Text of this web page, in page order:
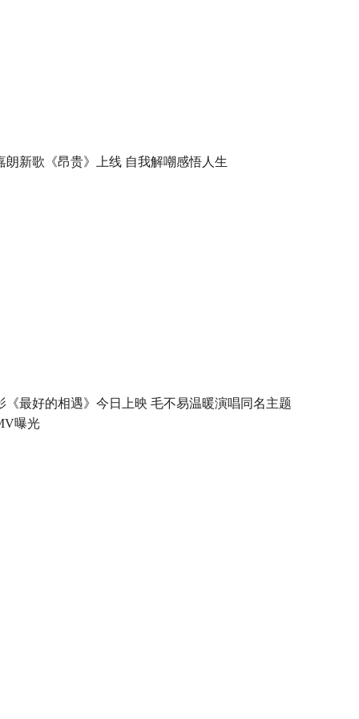
朗新歌《昂贵》上线 自我解嘲感悟人生
《最好的相遇》今日上映 毛不易温暖演唱同名主题
曝光